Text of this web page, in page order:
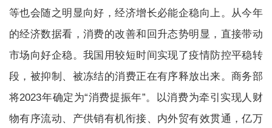
等也会随之明显向好，经济增长必能企稳向上。从今年
的经济数据看，消费的改善和回升态势明显，直接带动
市场向好企稳。我国用较短时间实现了疫情防控平稳转
段，被抑制、被冻结的消费正在有序释放出来。商务部
将2023年确定为“消费提振年”。以消费为牵引实现人财
物有序流动、产供销有机衔接、内外贸有效贯通，亿万